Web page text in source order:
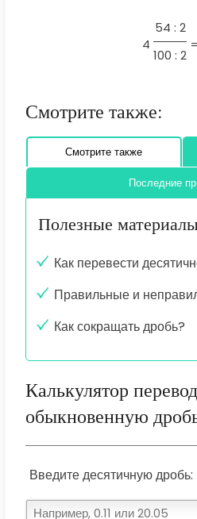
4
54 : 2
100 : 2
=
Смотрите также:
Смотрите также
Последние
Полезные
Как перевести
Правильные и
Как сокращать дробь?
Калькулятор
обыкновенную
Введите десятичную дробь: